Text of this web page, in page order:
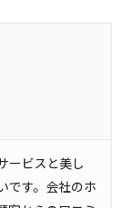
ービスと美し
です。会社のホ